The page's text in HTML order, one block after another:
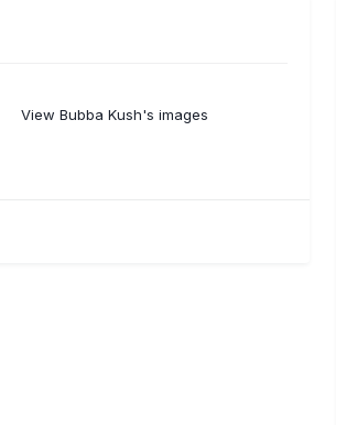
View Bubba Kush's images